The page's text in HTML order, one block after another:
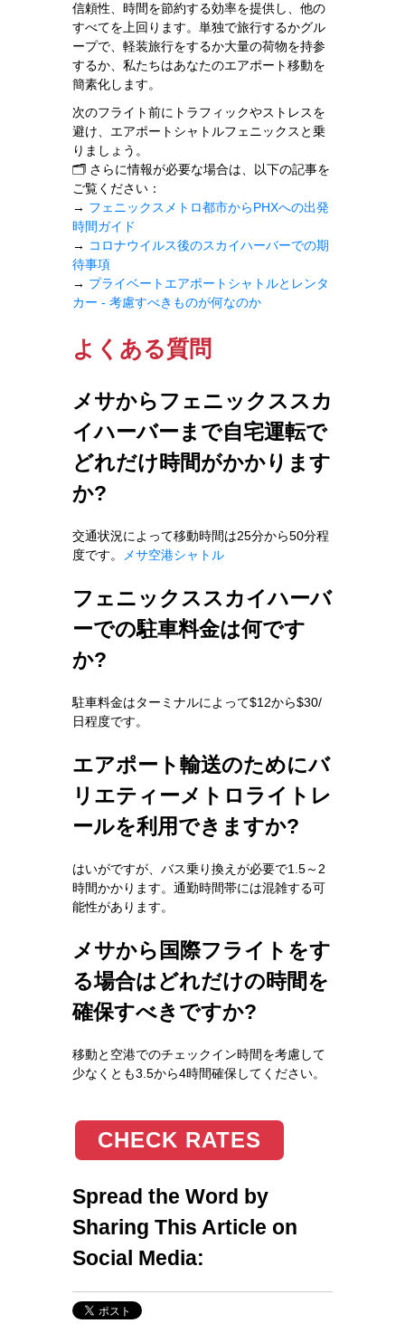
信頼性、時間を節約する効率を提供し、他の
すべてを上回ります。単独で旅行するかグル
ープで、軽装旅行をするか大量の荷物を持参
するか、私たちはあなたのエアポート移動を
簡素化します。
次のフライト前にトラフィックやストレスを
避け、エアポートシャトルフェニックスと乗
りましょう。
🗂️ さらに情報が必要な場合は、以下の記事を
ご覧ください：
→ フェニックスメトロ都市からPHXへの出発
時間ガイド
→ コロナウイルス後のスカイハーバーでの期
待事項
→ プライベートエアポートシャトルとレンタ
カー - 考慮すべきものが何なのか
よくある質問
メサからフェニックススカ
イハーバーまで自宅運転で
どれだけ時間がかかります
か?
交通状況によって移動時間は25分から50分程
度です。
メサ空港シャトル
フェニックススカイハーバ
ーでの駐車料金は何です
か?
駐車料金はターミナルによって$12から$30/
日程度です。
エアポート輸送のためにバ
リエティーメトロライトレ
ールを利用できますか?
はいがですが、バス乗り換えが必要で1.5～2
時間かかります。通勤時間帯には混雑する可
能性があります。
メサから国際フライトをす
る場合はどれだけの時間を
確保すべきですか?
移動と空港でのチェックイン時間を考慮して
少なくとも3.5から4時間確保してください。
CHECK RATES
Spread the Word by
Sharing This Article on
Social Media: